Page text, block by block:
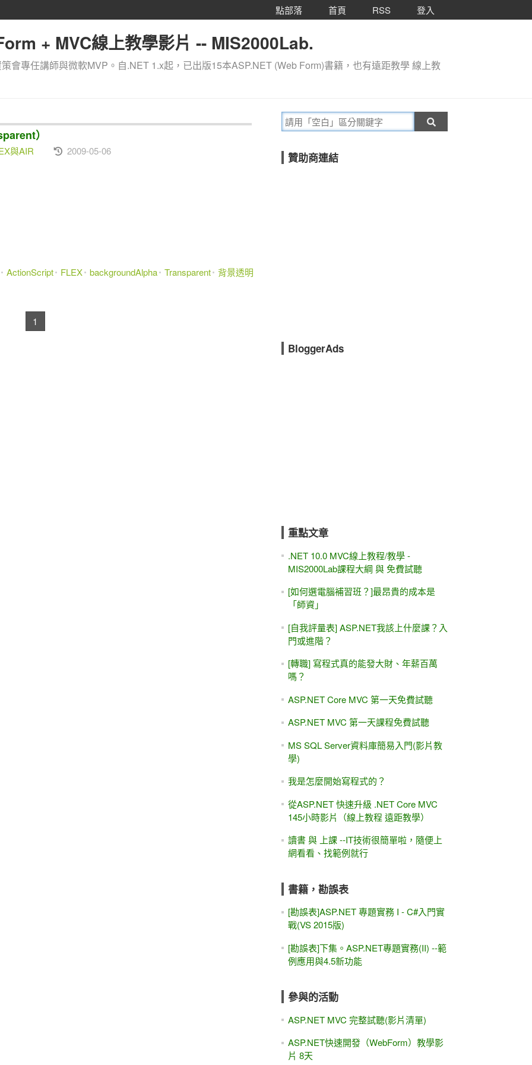
點部落 首頁 RSS 登入
+ MVC線上教學影片 -- MIS2000Lab.
會專任講師與微軟MVP。自.NET 1.x起，已出版15本ASP.NET (Web Form)書籍，也有遠距教學 線上教
）
與AIR 2009-05-06
ActionScript FLEX backgroundAlpha Transparent 背景透明
1
贊助商連結
BloggerAds
重點文章
.NET 10.0 MVC線上教程/教學 -
MIS2000Lab課程大綱 與 免費試聽
[如何選電腦補習班？]最昂貴的成本是
「師資」
[自我評量表] ASP.NET我該上什麼課？入
門或進階？
[轉職] 寫程式真的能發大財、年薪百萬
嗎？
ASP.NET Core MVC 第一天免費試聽
ASP.NET MVC 第一天課程免費試聽
MS SQL Server資料庫簡易入門(影片教
學)
我是怎麼開始寫程式的？
從ASP.NET 快速升級 .NET Core MVC
145小時影片（線上教程 遠距教學）
讀書 與 上課 --IT技術很簡單啦，隨便上
網看看、找範例就行
書籍，勘誤表
[勘誤表]ASP.NET 專題實務 I - C#入門實
戰(VS 2015版)
[勘誤表]下集。ASP.NET專題實務(II) --範
例應用與4.5新功能
參與的活動
ASP.NET MVC 完整試聽(影片清單)
ASP.NET快速開發（WebForm）教學影
片 8天